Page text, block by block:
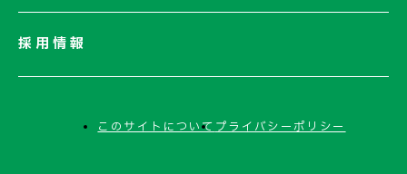
採用情報
このサイトについて プライバシーポリシー